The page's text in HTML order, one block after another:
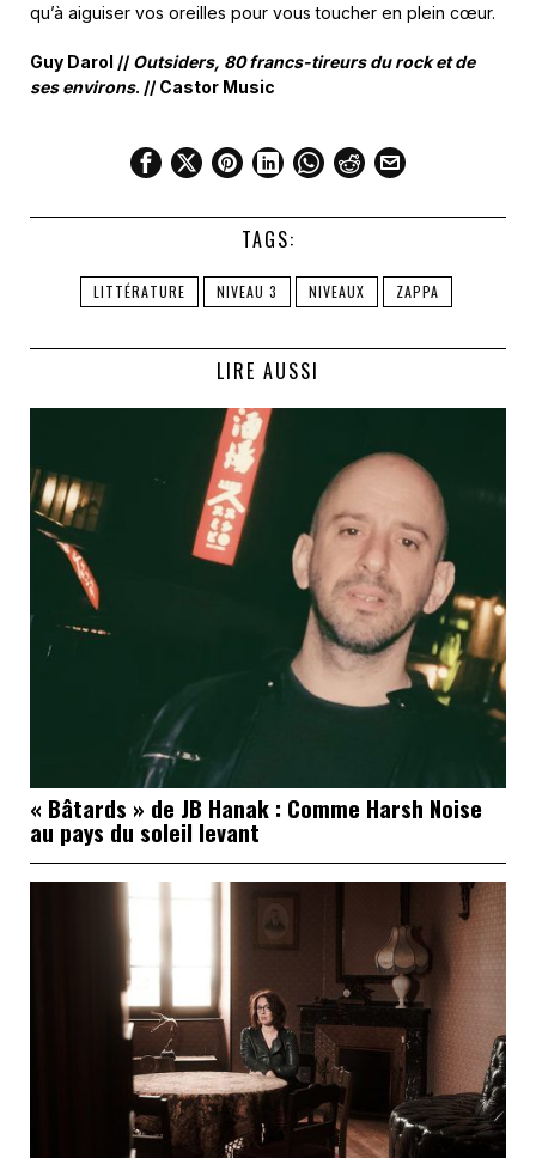
qu’à aiguiser vos oreilles pour vous toucher en plein cœur.
Guy Darol // Outsiders, 80 francs-tireurs du rock et de
ses environs. // Castor Music
TAGS:
LITTÉRATURE NIVEAU 3 NIVEAUX ZAPPA
LIRE AUSSI
« Bâtards » de JB Hanak : Comme Harsh Noise
au pays du soleil levant